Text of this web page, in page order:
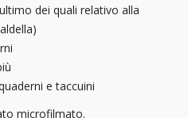
dei quali relativo alla
e taccuini
microfilmato.